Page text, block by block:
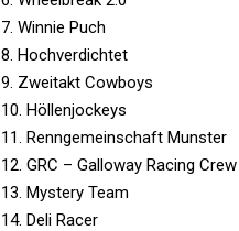
7. Winnie Puch
8. Hochverdichtet
9. Zweitakt Cowboys
10. Höllenjockeys
11. Renngemeinschaft Munster
12. GRC – Galloway Racing Crew
13. Mystery Team
14. Deli Racer